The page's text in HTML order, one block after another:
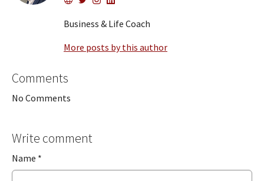
Website
TwitterInstagram
LinkedIn
Business & Life Coach
More posts by this author
Comments
No Comments
Write comment
Name *